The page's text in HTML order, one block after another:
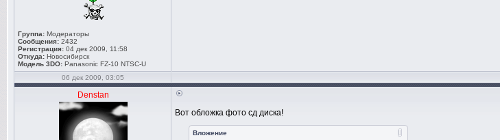
Группа: Модераторы
Сообщения: 2432
Регистрация: 04 дек 2009, 11:58
Откуда: Новосибирск
Модель 3DO: Panasonic FZ-10 NTSC-U
06 дек 2009, 03:05
Denstan
Вот обложка фото сд диска!
Вложение